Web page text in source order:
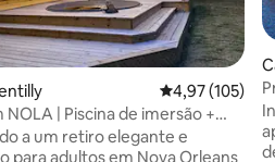
de 5, 208 avaliações
4,97 de uma
4,97 (105)
NOLA | Piscina de imersão +
gratuito
a um retiro elegante e
para adultos em Nova Orleans